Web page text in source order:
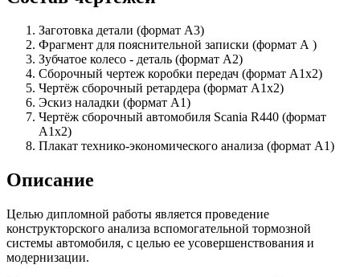
Заготовка детали (формат А3)
Фрагмент для пояснительной записки (формат А )
Зубчатое колесо - деталь (формат А2)
Сборочный чертеж коробки передач (формат А1х2)
Чертёж сборочный ретардера (формат А1х2)
Эскиз наладки (формат А1)
Чертёж сборочный автомобиля Scania R440 (формат
А1х2)
Плакат технико-экономического анализа (формат А1)
Описание
Целью дипломной работы является проведение
конструкторского анализа вспомогательной тормозной
системы автомобиля, с целью ее усовершенствования и
модернизации.